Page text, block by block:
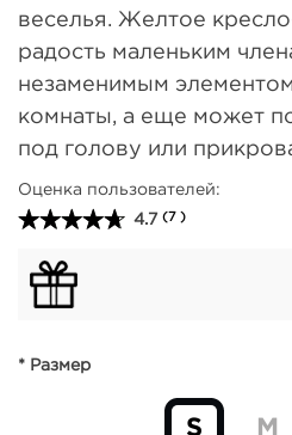
веселья. Желтое
радость маленьким
незаменимым
комнаты, а еще может
под голову или
Оценка пользователей:
4.7 (7 )
* Размер
S M